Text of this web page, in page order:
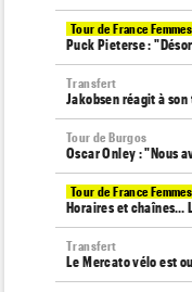
Tour de France Femmes
Puck Pieterse :
Transfert
Jakobsen réagit à
Tour de Burgos
Oscar Onley : "Nous
Tour de France Femmes
Horaires et chaînes…
Transfert
Le Mercato vélo est